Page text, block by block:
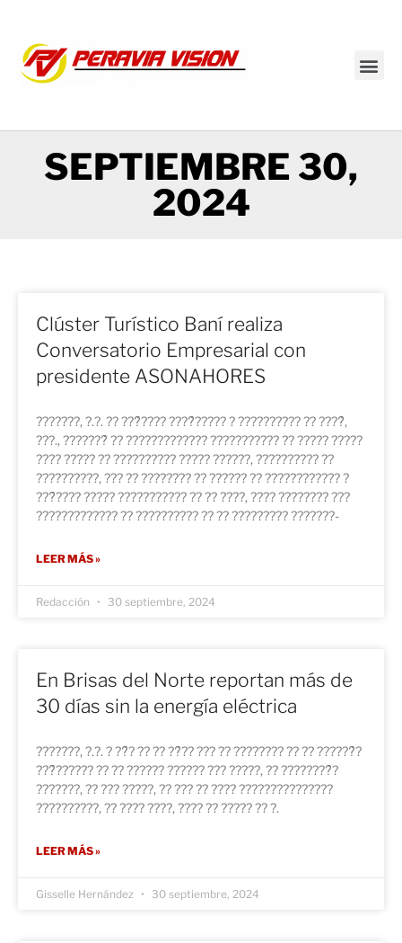
SEPTIEMBRE 30,
2024
Clúster Turístico Baní realiza
Conversatorio Empresarial con
presidente ASONAHORES
???????, ?.?. ?? ???́???? ????́????? ? ?????????? ?? ????́,
???., ???????́ ?? ????????????? ??????????? ?? ????? ?????
???? ????? ?? ?????????? ????? ??????, ?????????? ??
??????????, ??? ?? ???????? ?? ?????? ?? ???????????? ?
???́???? ????? ??????????? ?? ?? ????, ???? ???????? ???
????????????? ?? ?????????? ?? ?? ????????? ???????-
LEER MÁS »
Redacción 30 septiembre, 2024
En Brisas del Norte reportan más de
30 días sin la energía eléctrica
???????, ?.?. ? ??́? ?? ?? ??́?? ??? ?? ???????? ?? ?? ??????́?
???́?????? ?? ?? ?????? ?????? ??? ?????, ?? ????????́?
???????, ?? ??? ?????, ?? ??? ?? ???? ???????????????
??????????, ?? ???? ????, ???? ?? ????? ?? ?.
LEER MÁS »
Gisselle Hernández 30 septiembre, 2024